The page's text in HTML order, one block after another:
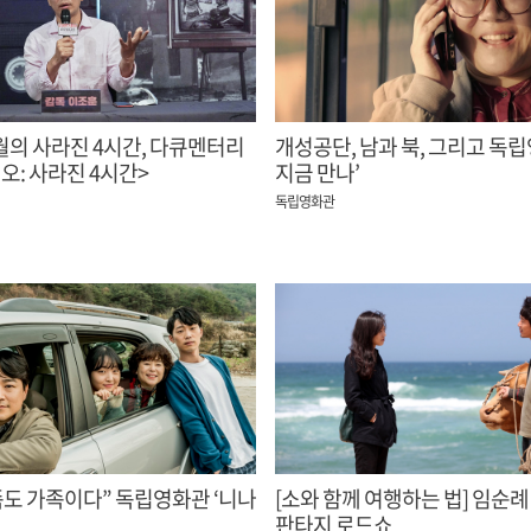
의 사라진 4시간, 다큐멘터리
: 사라진 4시간>
개성공단, 남과 북, 그리고 독립
지금 만나’
독립영화관
가족이다” 독립영화관 ‘니나
[소와 함께 여행하는 법] 임순